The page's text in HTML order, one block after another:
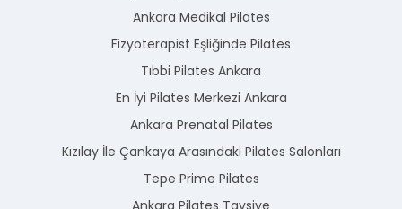
Ankara Medikal Pilates
Fizyoterapist Eşliğinde Pilates
Tıbbi Pilates Ankara
En İyi Pilates Merkezi Ankara
Ankara Prenatal Pilates
Kızılay İle Çankaya Arasındaki Pilates Salonları
Tepe Prime Pilates
Ankara Pilates Tavsiye